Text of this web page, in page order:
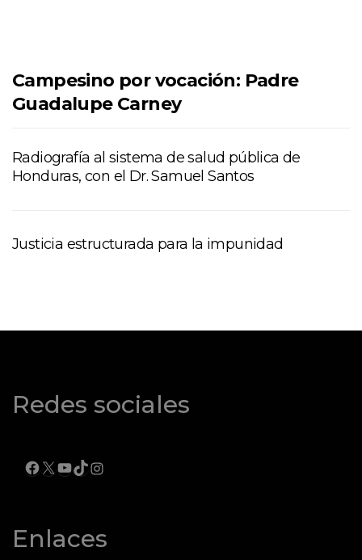
Campesino por vocación: Padre
Guadalupe Carney
Radiografía al sistema de salud pública de
Honduras, con el Dr. Samuel Santos
Justicia estructurada para la impunidad
Redes sociales
FACEBOOK
X YOUTUBE
TIKTOK
INSTAGRAM
Enlaces